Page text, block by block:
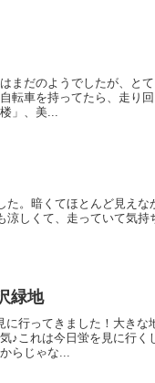
まだのようでしたが、と
転車を持ってたら、走り
」、美...
。暗くてほとんど見えな
しくて、走っていて気持
緑地
行ってきました！大きな
♪これは今日蛍を見に行く
らじゃな...